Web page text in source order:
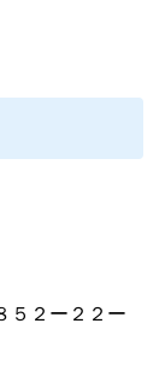
５２ー２２ー